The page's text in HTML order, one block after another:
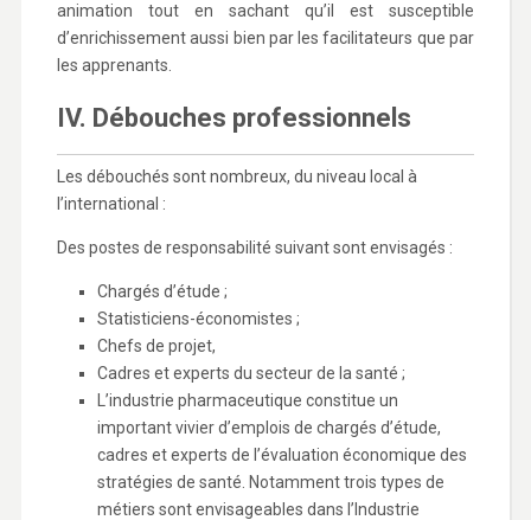
animation tout en sachant qu’il est susceptible
d’enrichissement aussi bien par les facilitateurs que par
les apprenants.
IV. Débouches professionnels
Les débouchés sont nombreux, du niveau local à
l’international :
Des postes de responsabilité suivant sont envisagés :
Chargés d’étude ;
Statisticiens-économistes ;
Chefs de projet,
Cadres et experts du secteur de la santé ;
L’industrie pharmaceutique constitue un
important vivier d’emplois de chargés d’étude,
cadres et experts de l’évaluation économique des
stratégies de santé. Notamment trois types de
métiers sont envisageables dans l’Industrie